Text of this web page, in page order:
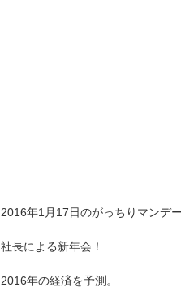
2016年1月17日のがっちりマンデ
社長による新年会！
2016年の経済を予測。